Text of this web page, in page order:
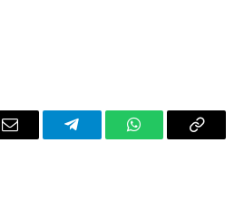
Email TelegramWhatsAppCopy